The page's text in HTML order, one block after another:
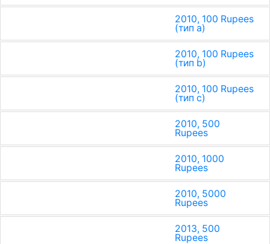
2010, 100 Rupees
(тип a)
2010, 100 Rupees
(тип b)
2010, 100 Rupees
(тип c)
2010, 500
Rupees
2010, 1000
Rupees
2010, 5000
Rupees
2013, 500
Rupees